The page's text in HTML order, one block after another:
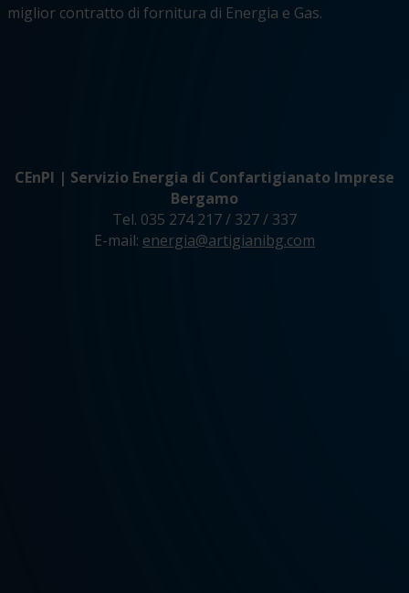
miglior contratto di fornitura di Energia e Gas.
CEnPI | Servizio Energia di Confartigianato Imprese
Bergamo
Tel. 035 274 217 / 327 / 337
E-mail: energia@artigianibg.com